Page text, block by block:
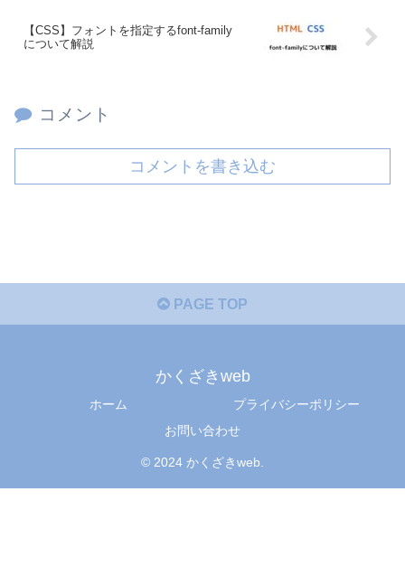
【CSS】フォントを指定するfont-family
について解説
コメント
コメントを書き込む
PAGE TOP
かくざきweb
ホーム
プライバシーポリシー
お問い合わせ
© 2024 かくざきweb.